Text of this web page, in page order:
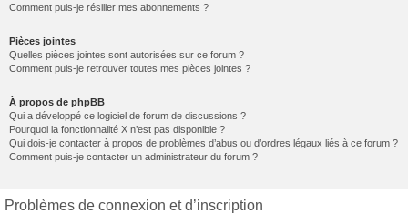
Comment puis-je résilier mes abonnements ?
Pièces jointes
Quelles pièces jointes sont autorisées sur ce forum ?
Comment puis-je retrouver toutes mes pièces jointes ?
À propos de phpBB
Qui a développé ce logiciel de forum de discussions ?
Pourquoi la fonctionnalité X n’est pas disponible ?
Qui dois-je contacter à propos de problèmes d’abus ou d’ordres légaux liés à ce forum ?
Comment puis-je contacter un administrateur du forum ?
Problèmes de connexion et d’inscription